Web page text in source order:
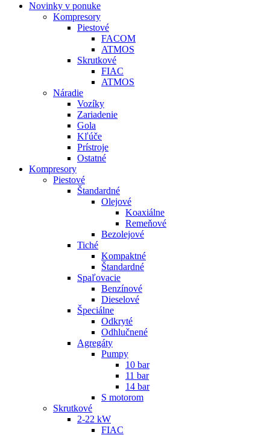
Novinky v ponuke
Kompresory
Piestové
FACOM
ATMOS
Skrutkové
FIAC
ATMOS
Náradie
Vozíky
Zariadenie
Gola
Kľúče
Prístroje
Ostatné
Kompresory
Piestové
Štandardné
Olejové
Koaxiálne
Remeňové
Bezolejové
Tiché
Kompaktné
Štandardné
Spaľovacie
Benzínové
Dieselové
Špeciálne
Odkryté
Odhlučnené
Agregáty
Pumpy
10 bar
11 bar
14 bar
S motorom
Skrutkové
2-22 kW
FIAC